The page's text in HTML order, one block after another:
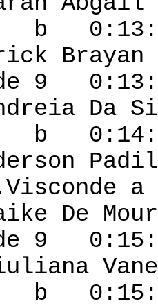
b
9
b
a
Kaike
9
b